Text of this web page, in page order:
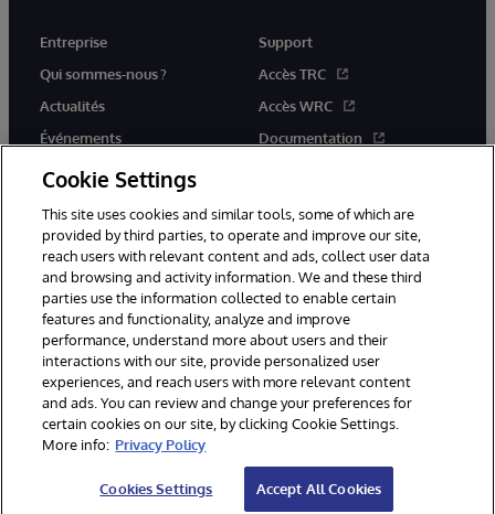
Entreprise
Qui sommes-nous ?
Actualités
Événements
Rejoignez-nous
Support
Accès TRC
Accès WRC
Documentation
© 1996-2026 InterSystems Corporation, Boston, MA. Tous droits
réservés.
Mentions légales
Déclaration de confidentialité d'InterSystems Corporation
Accessibilité
Cookie Settings
This site uses cookies and similar tools, some of which are
provided by third parties, to operate and improve our site,
reach users with relevant content and ads, collect user data
and browsing and activity information. We and these third
parties use the information collected to enable certain
features and functionality, analyze and improve
performance, understand more about users and their
interactions with our site, provide personalized user
experiences, and reach users with more relevant content
and ads. You can review and change your preferences for
certain cookies on our site, by clicking Cookie Settings.
More info: Privacy Policy
Cookies Settings Accept All Cookies